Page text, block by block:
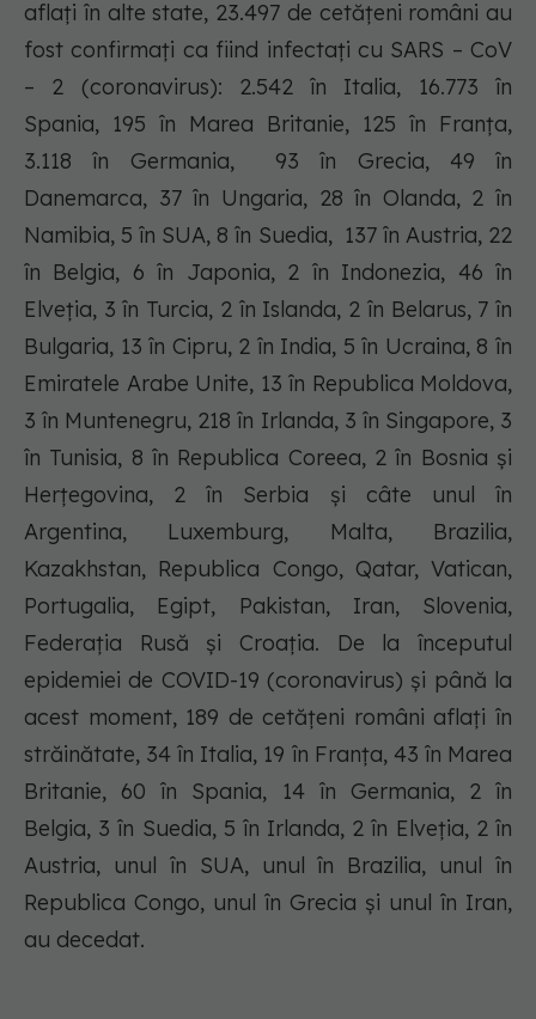
aflați în alte state, 23.497 de cetățeni români au
fost confirmați ca fiind infectați cu SARS – CoV
– 2 (coronavirus): 2.542 în Italia, 16.773 în
Spania, 195 în Marea Britanie, 125 în Franța,
3.118 în Germania, 93 în Grecia, 49 în
Danemarca, 37 în Ungaria, 28 în Olanda, 2 în
Namibia, 5 în SUA, 8 în Suedia, 137 în Austria, 22
în Belgia, 6 în Japonia, 2 în Indonezia, 46 în
Elveția, 3 în Turcia, 2 în Islanda, 2 în Belarus, 7 în
Bulgaria, 13 în Cipru, 2 în India, 5 în Ucraina, 8 în
Emiratele Arabe Unite, 13 în Republica Moldova,
3 în Muntenegru, 218 în Irlanda, 3 în Singapore, 3
în Tunisia, 8 în Republica Coreea, 2 în Bosnia și
Herțegovina, 2 în Serbia și câte unul în
Argentina, Luxemburg, Malta, Brazilia,
Kazakhstan, Republica Congo, Qatar, Vatican,
Portugalia, Egipt, Pakistan, Iran, Slovenia,
Federația Rusă și Croația. De la începutul
epidemiei de COVID-19 (coronavirus) și până la
acest moment, 189 de cetățeni români aflați în
străinătate, 34 în Italia, 19 în Franța, 43 în Marea
Britanie, 60 în Spania, 14 în Germania, 2 în
Belgia, 3 în Suedia, 5 în Irlanda, 2 în Elveția, 2 în
Austria, unul în SUA, unul în Brazilia, unul în
Republica Congo, unul în Grecia și unul în Iran,
au decedat.